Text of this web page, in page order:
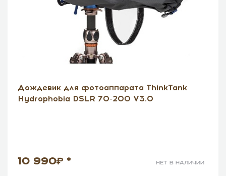
Дождевик для фотоаппарата ThinkTank
Hydrophobia DSLR 70-200 V3.0
10 990 * нет в наличии